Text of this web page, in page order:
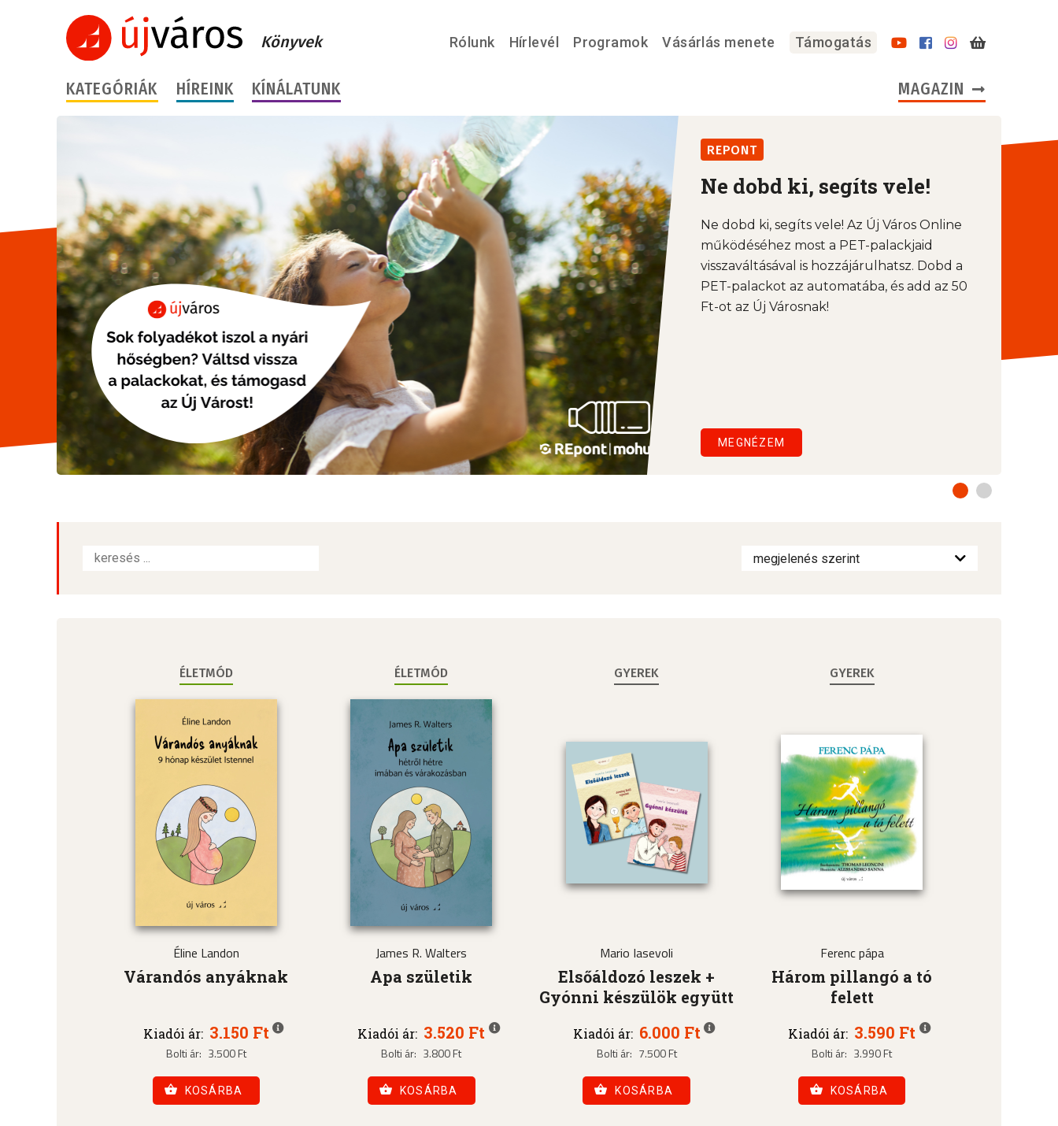
Könyvek Rólunk Hírlevél Programok Vásárlás menete Támogatás
KATEGÓRIÁK HÍREINK KÍNÁLATUNK MAGAZIN
REPONT
Ne dobd ki, segíts vele!
Ne dobd ki, segíts vele! Az Új Város Online
működéséhez most a PET-palackjaid
visszaváltásával is hozzájárulhatsz. Dobd a
PET-palackot az automatába, és add az 50
Ft-ot az Új Városnak!
MEGNÉZEM
ÉLETMÓD
Éline Landon
Várandós anyáknak
Kiadói ár: 3.150 Ft
Bolti ár: 3.500 Ft
KOSÁRBA
ÉLETMÓD
James R. Walters
Apa születik
Kiadói ár: 3.520 Ft
Bolti ár: 3.800 Ft
KOSÁRBA
GYEREK
Mario Iasevoli
Elsőáldozó leszek +
Gyónni készülök együtt
Kiadói ár: 6.000 Ft
Bolti ár: 7.500 Ft
KOSÁRBA
GYEREK
Ferenc pápa
Három pillangó a tó
felett
Kiadói ár: 3.590 Ft
Bolti ár: 3.990 Ft
KOSÁRBA